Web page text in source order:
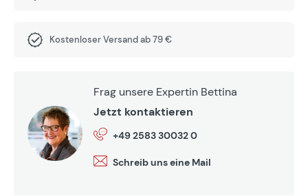
Kostenloser Versand ab 79 €
Frag unsere Expertin Bettina
Jetzt kontaktieren
+49 2583 30032 0
Schreib uns eine Mail